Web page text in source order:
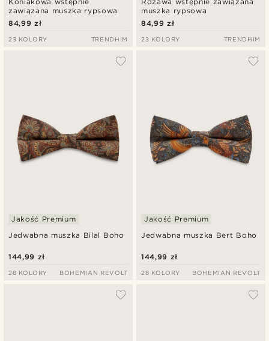
zawiązana muszka rypsowa
84,99 zł
23 KOLORY TRENDHIM
muszka rypsowa
84,99 zł
23 KOLORY TRENDHIM
Jedwabna muszka Bilal Boho
Jakość Premium
144,99 zł
28 KOLORY BOHEMIAN REVOLT
Jedwabna muszka Bert Boho
Jakość Premium
144,99 zł
28 KOLORY BOHEMIAN REVOLT